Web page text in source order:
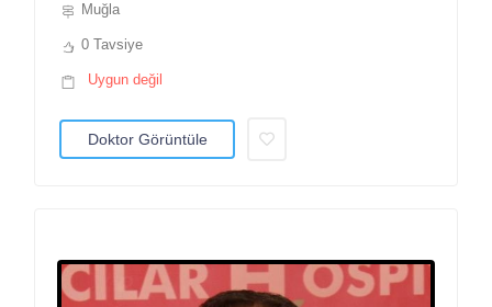
Muğla
0 Tavsiye
Uygun değil
Doktor Görüntüle